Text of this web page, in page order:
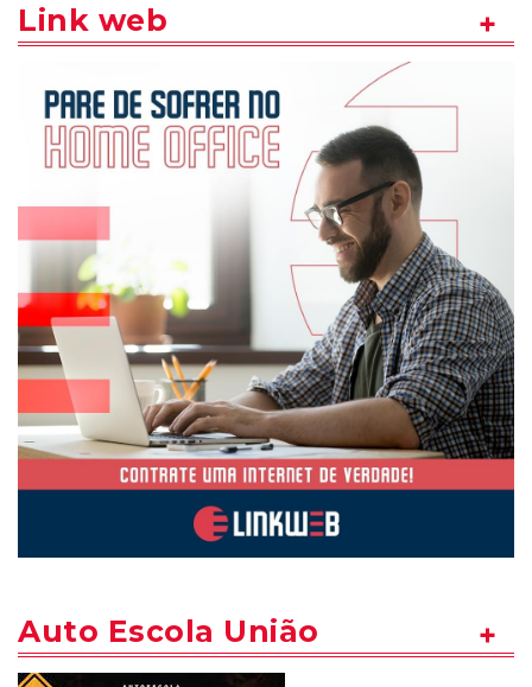
Link web
Auto Escola União